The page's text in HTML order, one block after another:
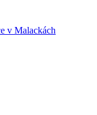
v Malackách